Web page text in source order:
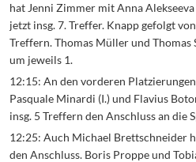
hat Jenni Zimmer mit Anna Alekseeva
jetzt insg. 7. Treffer. Knapp gefolgt
Treffern. Thomas Müller und
um jeweils 1.
12:15: An den vorderen
Pasquale Minardi (I.) und Flavius
insg. 5 Treffern den Anschluss an die
12:25: Auch Michael Brettschneider
den Anschluss. Boris Proppe und